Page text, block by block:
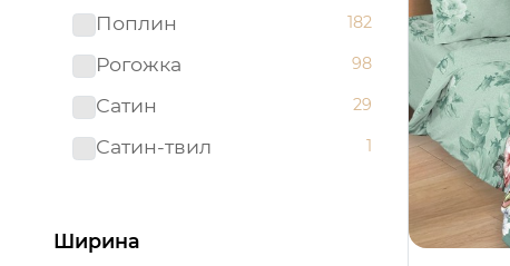
гладкокрашенный
9
Сатин-твил 220 см 1
Поплин 182
Рогожка 98
Сатин 29
Сатин-твил 1
Ширина